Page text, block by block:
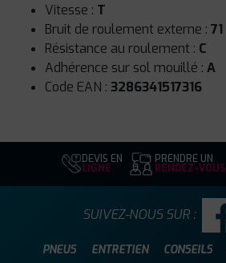
Vitesse : T
Bruit de roulement externe : 71
Résistance au roulement : C
Adhérence sur sol mouillé : A
Code EAN : 3286341517316
DEVIS EN
LIGNE
PRENDRE UN
RENDEZ-VOUS
PNEUS ENTRETIEN CONSEILS
SUIVEZ-NOUS SUR :